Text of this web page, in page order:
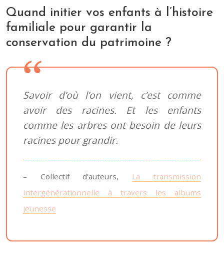
Quand initier vos enfants à l’histoire
familiale pour garantir la
conservation du patrimoine ?
Savoir d’où l’on vient, c’est comme
avoir des racines. Et les enfants
comme les arbres ont besoin de leurs
racines pour grandir.
– Collectif d’auteurs,
La transmission
intergénérationnelle à travers les albums
jeunesse